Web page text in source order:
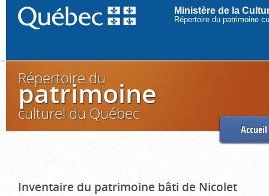
Ministère de la
Répertoire du patrimoine
Répertoire du
patrimoine
culturel du Québec
Accueil
Inventaire du patrimoine bâti de Nicolet